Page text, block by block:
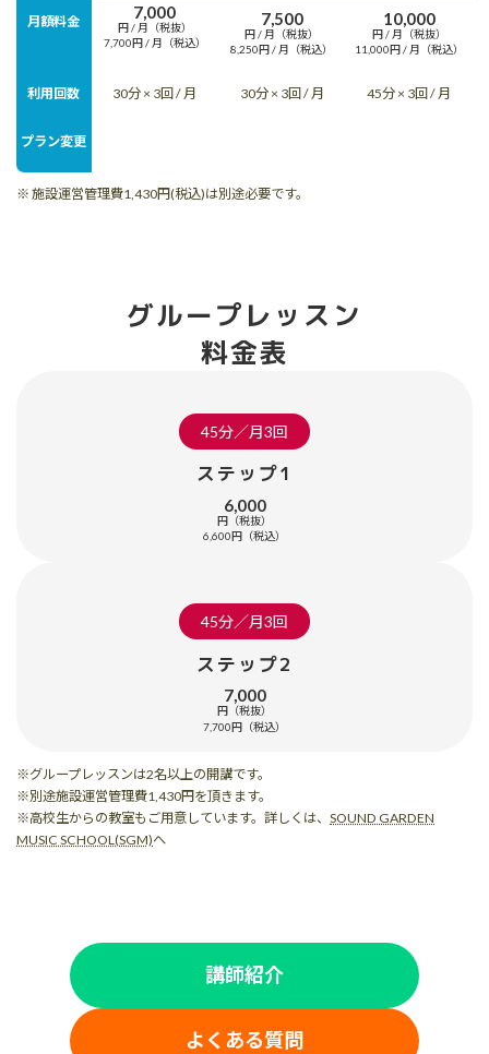
月額料金 7,000
円 / 月（税抜）
7,700円 / 月（税込）
7,500
円 / 月（税抜）
8,250円 / 月（税込）
10,000
円 / 月（税抜）
11,000円 / 月（税込）
利用回数 30分 × 3回 / 月 30分 × 3回 / 月 45分 × 3回 / 月
プラン変更
※ 施設運営管理費1,430円(税込)は別途必要です。
グループレッスン
料金表
45分／月3回
ステップ1
6,000
円（税抜）
6,600円（税込）
45分／月3回
ステップ2
7,000
円（税抜）
7,700円（税込）
※グループレッスンは2名以上の開講です。
※別途施設運営管理費1,430円を頂きます。
※高校生からの教室もご用意しています。詳しくは、 SOUND GARDEN
MUSIC SCHOOL(SGM)へ
講師紹介
よくある質問